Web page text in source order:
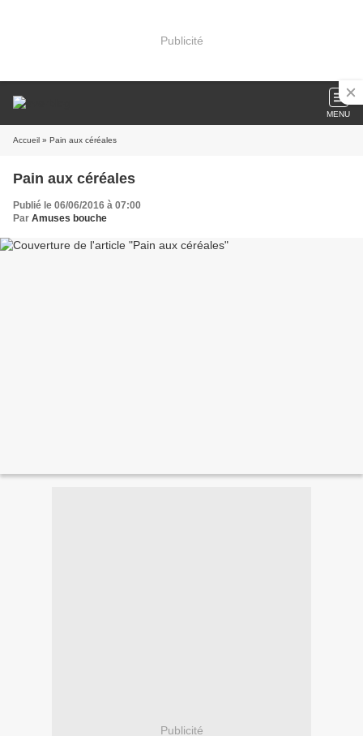
Publicité
MENU
Accueil » Pain aux céréales
Pain aux céréales
Publié le 06/06/2016 à 07:00
Par Amuses bouche
Publicité